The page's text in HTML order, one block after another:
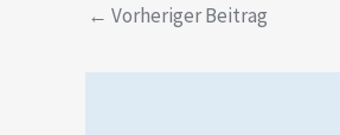
← Vorheriger Beitrag